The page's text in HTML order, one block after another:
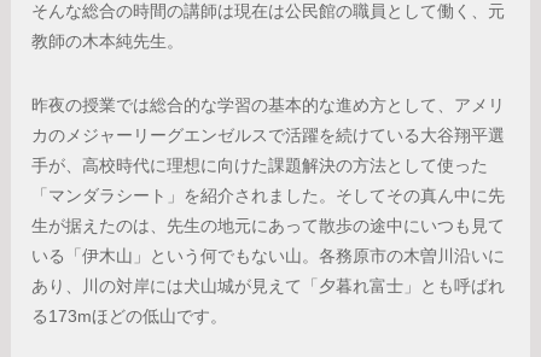
そんな総合の時間の講師は現在は公民館の職員として働く、元
教師の木本純先生。
昨夜の授業では総合的な学習の基本的な進め方として、アメリ
カのメジャーリーグエンゼルスで活躍を続けている大谷翔平選
手が、高校時代に理想に向けた課題解決の方法として使った
「マンダラシート」を紹介されました。そしてその真ん中に先
生が据えたのは、先生の地元にあって散歩の途中にいつも見て
いる「伊木山」という何でもない山。各務原市の木曽川沿いに
あり、川の対岸には犬山城が見えて「夕暮れ富士」とも呼ばれ
る173mほどの低山です。